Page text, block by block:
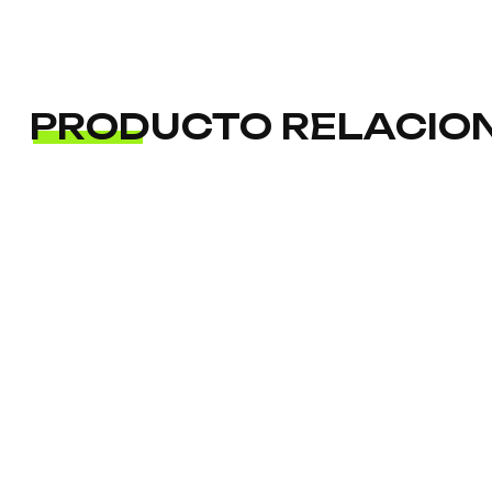
PRODUCTO